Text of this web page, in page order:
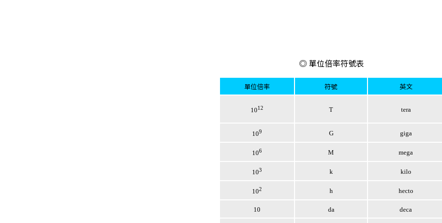
◎ 單位倍率符號表
單位倍率 符號 英文
1012 T tera
109 G giga
106 M mega
103 k kilo
102 h hecto
10 da deca